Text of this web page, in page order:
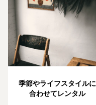
季節やライフスタイルに
合わせてレンタル